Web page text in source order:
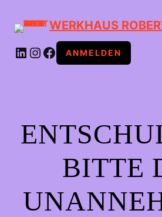
WERKHAUS
LINKEDIN INSTAGRAMFACEBOOK ANMELDEN
BITTE